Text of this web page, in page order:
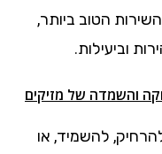
הטוב ביותר,
וביעילות.
והשמדה של מזיקים
להשמיד, או